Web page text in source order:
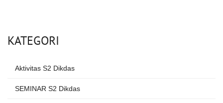
KATEGORI
Aktivitas S2 Dikdas
SEMINAR S2 Dikdas